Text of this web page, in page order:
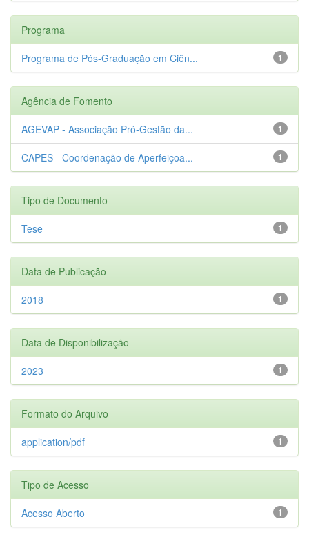
Programa
1
Programa de Pós-Graduação em Ciên...
Agência de Fomento
1
AGEVAP - Associação Pró-Gestão da...
1
CAPES - Coordenação de Aperfeiçoa...
Tipo de Documento
1
Tese
Data de Publicação
1
2018
Data de Disponibilização
1
2023
Formato do Arquivo
1
application/pdf
Tipo de Acesso
1
Acesso Aberto